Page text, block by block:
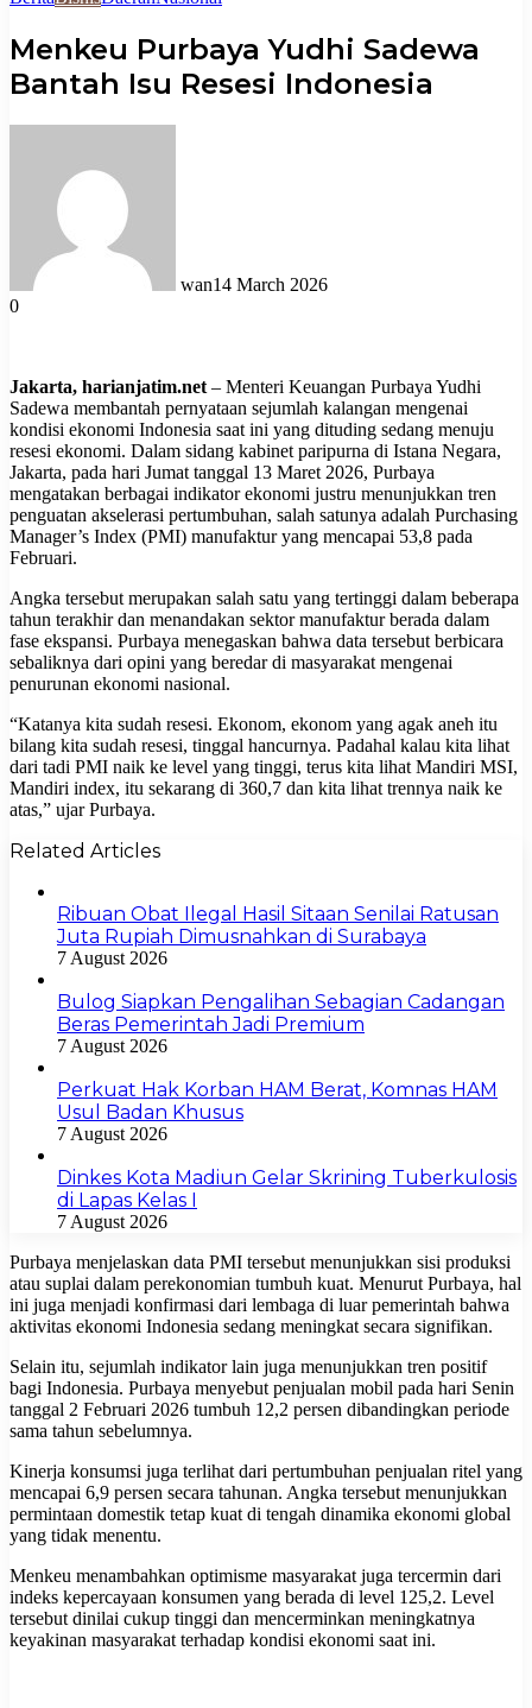
Menkeu Purbaya Yudhi Sadewa
Bantah Isu Resesi Indonesia
wan14 March 2026
0
Jakarta, harianjatim.net – Menteri Keuangan Purbaya Yudhi
Sadewa membantah pernyataan sejumlah kalangan mengenai
kondisi ekonomi Indonesia saat ini yang dituding sedang menuju
resesi ekonomi. Dalam sidang kabinet paripurna di Istana Negara,
Jakarta, pada hari Jumat tanggal 13 Maret 2026, Purbaya
mengatakan berbagai indikator ekonomi justru menunjukkan tren
penguatan akselerasi pertumbuhan, salah satunya adalah Purchasing
Manager’s Index (PMI) manufaktur yang mencapai 53,8 pada
Februari.
Angka tersebut merupakan salah satu yang tertinggi dalam beberapa
tahun terakhir dan menandakan sektor manufaktur berada dalam
fase ekspansi. Purbaya menegaskan bahwa data tersebut berbicara
sebaliknya dari opini yang beredar di masyarakat mengenai
penurunan ekonomi nasional.
“Katanya kita sudah resesi. Ekonom, ekonom yang agak aneh itu
bilang kita sudah resesi, tinggal hancurnya. Padahal kalau kita lihat
dari tadi PMI naik ke level yang tinggi, terus kita lihat Mandiri MSI,
Mandiri index, itu sekarang di 360,7 dan kita lihat trennya naik ke
atas,” ujar Purbaya.
Related Articles
Ribuan Obat Ilegal Hasil Sitaan Senilai Ratusan
Juta Rupiah Dimusnahkan di Surabaya
7 August 2026
Bulog Siapkan Pengalihan Sebagian Cadangan
Beras Pemerintah Jadi Premium
7 August 2026
Perkuat Hak Korban HAM Berat, Komnas HAM
Usul Badan Khusus
7 August 2026
Dinkes Kota Madiun Gelar Skrining Tuberkulosis
di Lapas Kelas I
7 August 2026
Purbaya menjelaskan data PMI tersebut menunjukkan sisi produksi
atau suplai dalam perekonomian tumbuh kuat. Menurut Purbaya, hal
ini juga menjadi konfirmasi dari lembaga di luar pemerintah bahwa
aktivitas ekonomi Indonesia sedang meningkat secara signifikan.
Selain itu, sejumlah indikator lain juga menunjukkan tren positif
bagi Indonesia. Purbaya menyebut penjualan mobil pada hari Senin
tanggal 2 Februari 2026 tumbuh 12,2 persen dibandingkan periode
sama tahun sebelumnya.
Kinerja konsumsi juga terlihat dari pertumbuhan penjualan ritel yang
mencapai 6,9 persen secara tahunan. Angka tersebut menunjukkan
permintaan domestik tetap kuat di tengah dinamika ekonomi global
yang tidak menentu.
Menkeu menambahkan optimisme masyarakat juga tercermin dari
indeks kepercayaan konsumen yang berada di level 125,2. Level
tersebut dinilai cukup tinggi dan mencerminkan meningkatnya
keyakinan masyarakat terhadap kondisi ekonomi saat ini.